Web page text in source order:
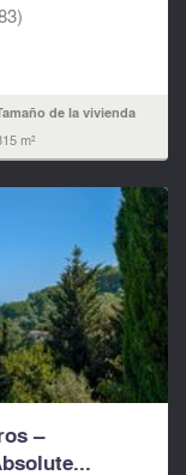
de la vivienda
m²
–